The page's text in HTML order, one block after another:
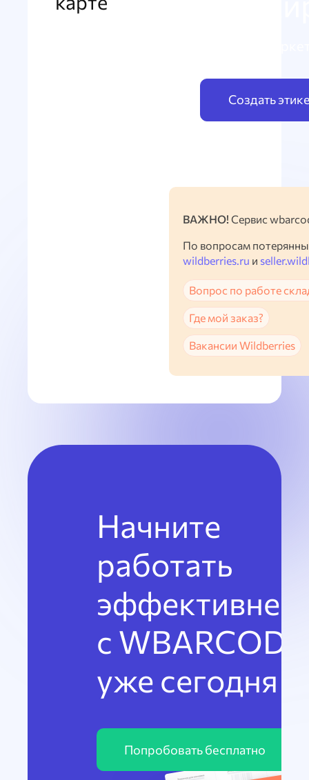
Создать
ВАЖНО! Сервис
По вопросам
wildberries.ru и
Вопрос по работе
Где мой заказ?
Вакансии Wildberries
Начните
работать
эффективнее
с WBARCODE
уже сегодня
Попробовать бесплатно